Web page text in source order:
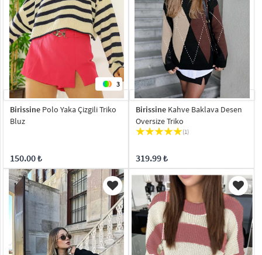
3
Birissine Polo Yaka Çizgili Triko
Bluz
150.00 ₺
Birissine Kahve Baklava Desen
Oversize Triko
(1)
319.99 ₺